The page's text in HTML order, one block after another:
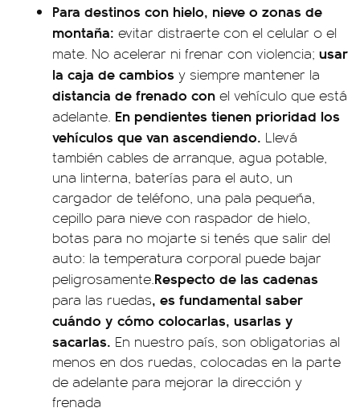
Para destinos con hielo, nieve o zonas de
montaña: evitar distraerte con el celular o el
mate. No acelerar ni frenar con violencia; usar
la caja de cambios y siempre mantener la
distancia de frenado con el vehículo que está
adelante. En pendientes tienen prioridad los
vehículos que van ascendiendo. Llevá
también cables de arranque, agua potable,
una linterna, baterías para el auto, un
cargador de teléfono, una pala pequeña,
cepillo para nieve con raspador de hielo,
botas para no mojarte si tenés que salir del
auto: la temperatura corporal puede bajar
peligrosamente.Respecto de las cadenas
para las ruedas, es fundamental saber
cuándo y cómo colocarlas, usarlas y
sacarlas. En nuestro país, son obligatorias al
menos en dos ruedas, colocadas en la parte
de adelante para mejorar la dirección y
frenada